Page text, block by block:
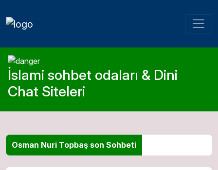
İslami sohbet odaları & Dini
Chat Siteleri
Osman Nuri Topbaş son Sohbeti